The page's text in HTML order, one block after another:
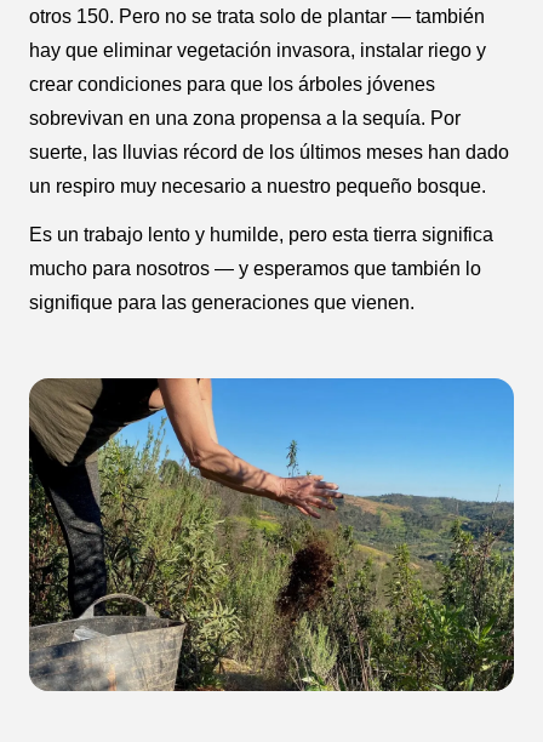
otros 150. Pero no se trata solo de plantar — también
hay que eliminar vegetación invasora, instalar riego y
crear condiciones para que los árboles jóvenes
sobrevivan en una zona propensa a la sequía. Por
suerte, las lluvias récord de los últimos meses han dado
un respiro muy necesario a nuestro pequeño bosque.
Es un trabajo lento y humilde, pero esta tierra significa
mucho para nosotros — y esperamos que también lo
signifique para las generaciones que vienen.